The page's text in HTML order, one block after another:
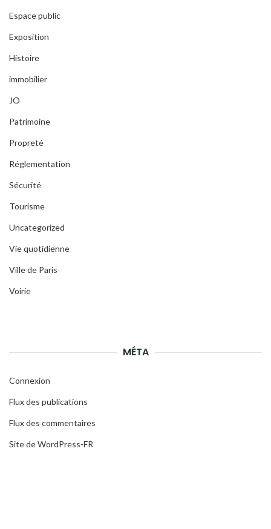
Espace public
Exposition
Histoire
immobilier
JO
Patrimoine
Propreté
Réglementation
Sécurité
Tourisme
Uncategorized
Vie quotidienne
Ville de Paris
Voirie
MÉTA
Connexion
Flux des publications
Flux des commentaires
Site de WordPress-FR